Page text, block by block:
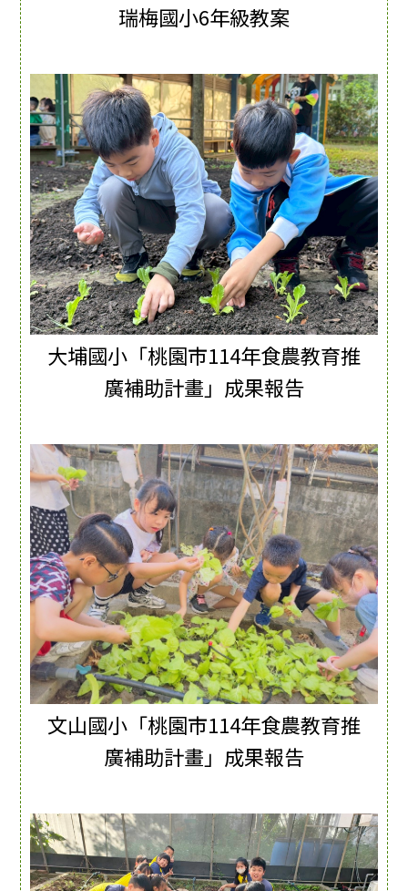
瑞梅國小6年級教案
大埔國小「桃園市114年食農教育推
廣補助計畫」成果報告
文山國小「桃園市114年食農教育推
廣補助計畫」成果報告